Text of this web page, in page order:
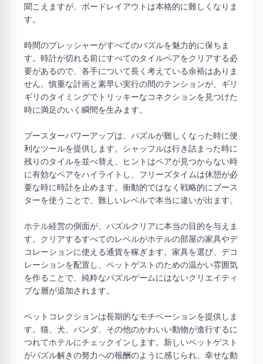
聞こえますが、ボードレイアウトは本格的に難しくなりま
す。
時間のプレッシャーがすべてのパズルを魅力的に保ちま
す。時計が切れる前にすべてのタイルペアをクリアする必
要があるので、各手について長く考えている余裕はありま
せん。慎重な計画と素早い実行の間のテンションが、ギリ
ギリのタイミングでトリッキーなコネクションを見つけた
時に満足のいく瞬間を生みます。
ブースターパワーアップは、パズルが難しくなった時に便
利なツールを提供します。シャッフルは行き詰まった時に
残りのタイルを並べ替え、ヒントはペアが見つからない時
に有効なペアをハイライトし、フリーズタイムは休憩が必
要な時に時計を止めます。衝動的ではなく戦略的にブース
ターを使うことで、難しいレベルで本当に違いが出ます。
ホテル経営の側面が、パズルクリアに本当の目的を与えま
す。クリアするすべてのレベルがホテルの部屋の家具やデ
コレーションに使える通貨を稼ぎます。家具を選び、デコ
レーションを配置し、ペットゲストのための温かい雰囲気
を作ることで、純粋なパズルゲームにはないクリエイティ
ブな層が追加されます。
ペットコレクションは長期的なモチベーションを提供しま
す。猫、犬、パンダ、その他のかわいい動物が進行するに
つれてホテルにチェックインします。新しいペットゲスト
がパズル解きの努力への報酬のように感じられ、幸せな動